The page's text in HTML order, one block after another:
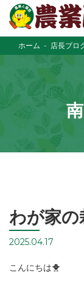
ホーム 店長ブロ
わが家の
2025.04.17
こんにちは🐥